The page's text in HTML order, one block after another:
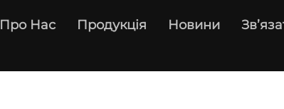
Про Нас Продукція Новини